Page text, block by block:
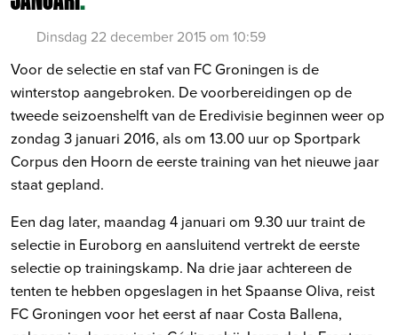
Dinsdag 22 december 2015 om 10:59
Voor de selectie en staf van FC Groningen is de
winterstop aangebroken. De voorbereidingen op de
tweede seizoenshelft van de Eredivisie beginnen weer op
zondag 3 januari 2016, als om 13.00 uur op Sportpark
Corpus den Hoorn de eerste training van het nieuwe jaar
staat gepland.
Een dag later, maandag 4 januari om 9.30 uur traint de
selectie in Euroborg en aansluitend vertrekt de eerste
selectie op trainingskamp. Na drie jaar achtereen de
tenten te hebben opgeslagen in het Spaanse Oliva, reist
FC Groningen voor het eerst af naar Costa Ballena,